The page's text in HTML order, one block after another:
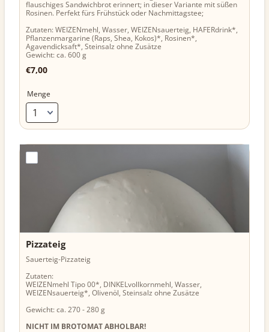
flauschiges Sandwichbrot erinnert; in dieser Variante mit süßen
Rosinen. Perfekt fürs Frühstück oder Nachmittagstee;
Zutaten: WEIZENmehl, Wasser, WEIZENsauerteig, HAFERdrink*,
Pflanzenmargarine (Raps, Shea, Kokos)*, Rosinen*,
Agavendicksaft*, Steinsalz ohne Zusätze
Gewicht: ca. 600 g
€7,00
€7,00
Menge
Pizzateig
Sauerteig-Pizzateig
Zutaten:
WEIZENmehl Tipo 00*, DINKELvollkornmehl, Wasser,
WEIZENsauerteig*, Olivenöl, Steinsalz ohne Zusätze
Gewicht: ca. 270 - 280 g
NICHT IM BROTOMAT ABHOLBAR!